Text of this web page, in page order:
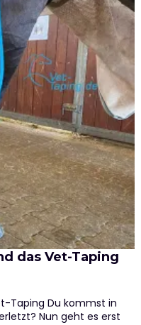
das Vet-Taping
Taping Du kommst in
Nun geht es erst